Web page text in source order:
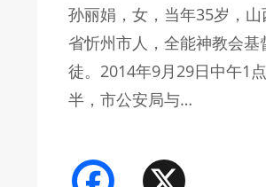
孙丽娟，女，当年35岁，山
省忻州市人，全能神教会基
徒。2014年9月29日中午1点
半，市公安局与…
Facebook